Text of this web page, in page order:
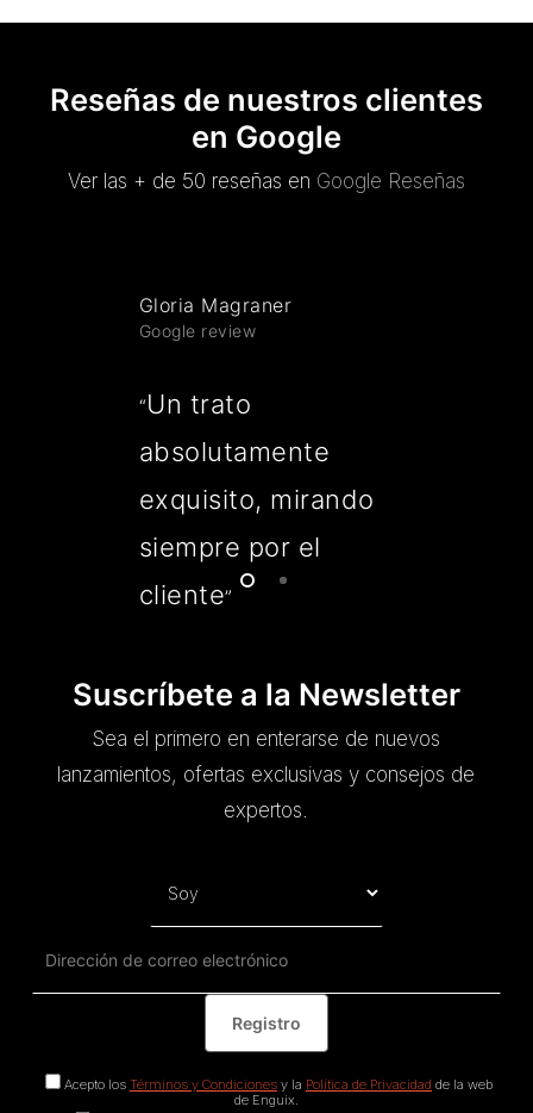
Reseñas de nuestros clientes
en Google
Ver las + de 50 reseñas en Google Reseñas
Gloria Magraner
Google review
“Un trato
absolutamente
exquisito, mirando
siempre por el
cliente”
Suscríbete a la Newsletter
Sea el primero en enterarse de nuevos
lanzamientos, ofertas exclusivas y consejos de
expertos.
Acepto los Términos y Condicionesy la Política de Privacidad de la web
de Enguix.